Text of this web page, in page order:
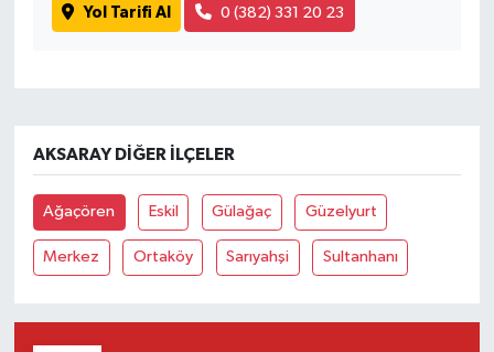
Yol Tarifi Al 0 (382) 331 20 23
AKSARAY DIĞER İLÇELER
Ağaçören Eskil Gülağaç Güzelyurt
Merkez Ortaköy Sarıyahşi Sultanhanı
TURİZM
YAŞAM